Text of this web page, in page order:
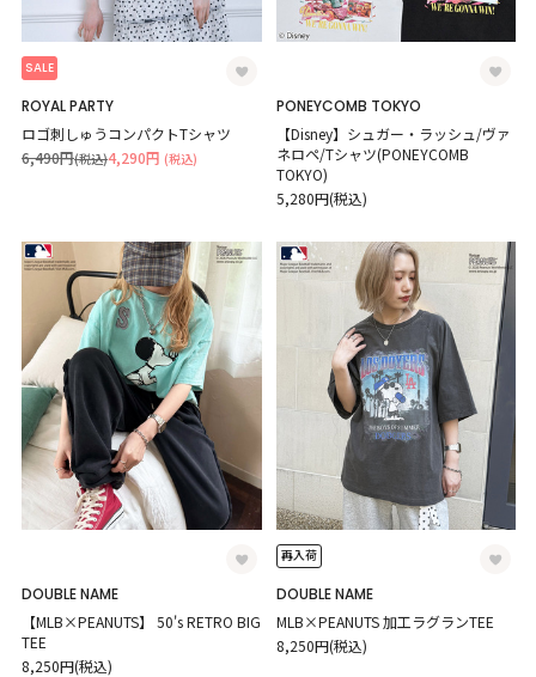
SALE
ROYAL PARTY
ロゴ刺しゅうコンパクトTシャツ
4,290円 (税込)
6,490円(税込)
PONEYCOMB TOKYO
【Disney】シュガー・ラッシュ/ヴァ
ネロペ/Tシャツ(PONEYCOMB
TOKYO)
5,280円(税込)
DOUBLE NAME
【MLB×PEANUTS】 50's RETRO BIG
TEE
8,250円(税込)
再入荷
DOUBLE NAME
MLB×PEANUTS 加工ラグランTEE
8,250円(税込)